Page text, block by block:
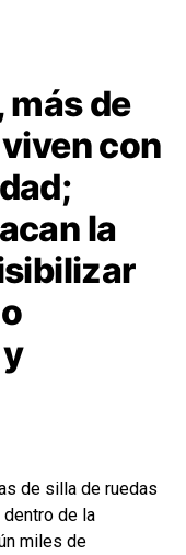
más de
con
la
de silla de ruedas
de la
miles de